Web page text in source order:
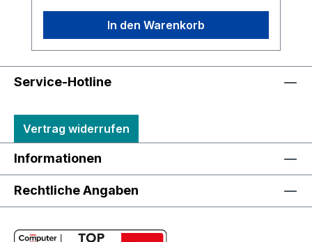
In den Warenkorb
Service-Hotline
Vertrag widerrufen
Informationen
Rechtliche Angaben